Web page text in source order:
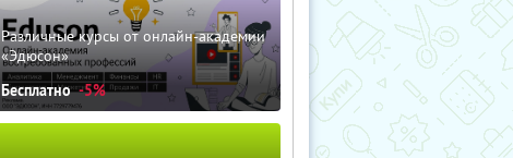
Различные курсы от онлайн-академии
«Эдюсон»
Бесплатно -5%